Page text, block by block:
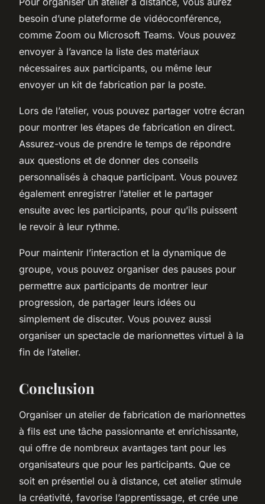
besoin d’une plateforme de vidéoconférence,
comme Zoom ou Microsoft Teams. Vous pouvez
envoyer à l’avance la liste des matériaux
nécessaires aux participants, ou même leur
envoyer un kit de fabrication par la poste.
Lors de l’atelier, vous pouvez partager votre écran
pour montrer les étapes de fabrication en direct.
Assurez-vous de prendre le temps de répondre
aux questions et de donner des conseils
personnalisés à chaque participant. Vous pouvez
également enregistrer l’atelier et le partager
ensuite avec les participants, pour qu’ils puissent
le revoir à leur rythme.
Pour maintenir l’interaction et la dynamique de
groupe, vous pouvez organiser des pauses pour
permettre aux participants de montrer leur
progression, de partager leurs idées ou
simplement de discuter. Vous pouvez aussi
organiser un spectacle de marionnettes virtuel à la
fin de l’atelier.
Conclusion
Organiser un atelier de fabrication de marionnettes
à fils est une tâche passionnante et enrichissante,
qui offre de nombreux avantages tant pour les
organisateurs que pour les participants. Que ce
soit en présentiel ou à distance, cet atelier stimule
la créativité, favorise l’apprentissage, et crée une